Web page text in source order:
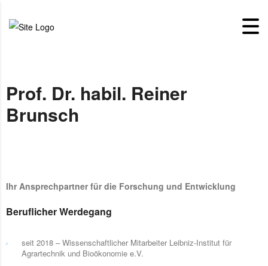
Prof. Dr. habil. Reiner
Brunsch
Ihr Ansprechpartner für die Forschung und Entwicklung
Beruflicher Werdegang
seit 2018 – Wissenschaftlicher Mitarbeiter Leibniz-Institut für
Agrartechnik und Bioökonomie e.V.